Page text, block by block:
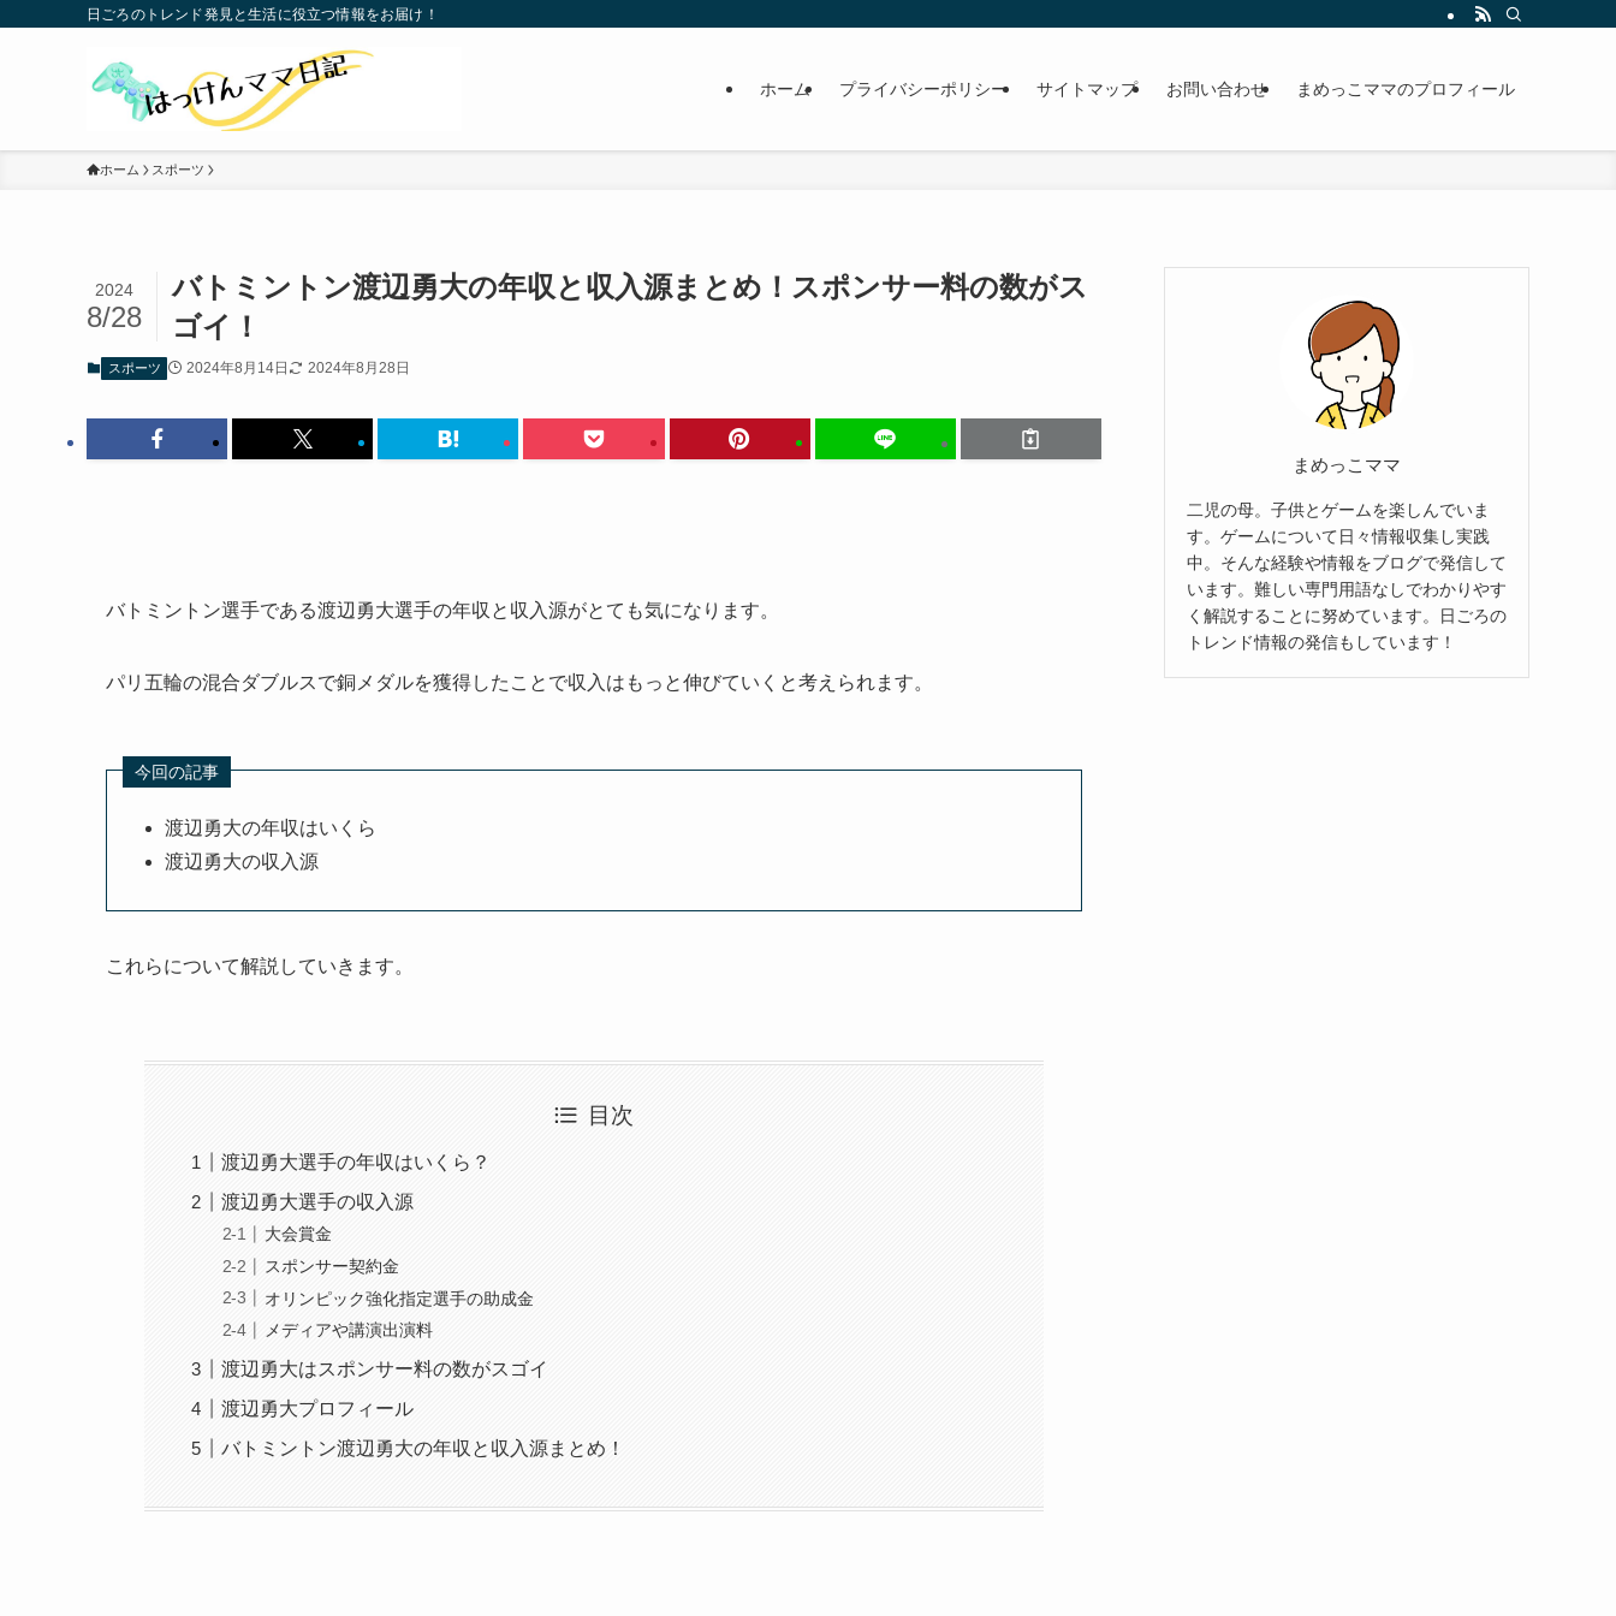
日ごろのトレンド発見と生活に役立つ情報をお届け！
ホーム プライバシーポリシー サイトマップ お問い合わせ まめっこママのプロフィール
ホーム スポーツ
バトミントン渡辺勇大の年収と収入源まとめ！スポンサー料の数がス
ゴイ！
2024
8/28
スポーツ 2024年8月14日 2024年8月28日
バトミントン選手である渡辺勇大選手の年収と収入源がとても気になります。
パリ五輪の混合ダブルスで銅メダルを獲得したことで収入はもっと伸びていくと考えられます。
今回の記事
渡辺勇大の年収はいくら
渡辺勇大の収入源
これらについて解説していきます。
目次
渡辺勇大選手の年収はいくら？
渡辺勇大選手の収入源
大会賞金
スポンサー契約金
オリンピック強化指定選手の助成金
メディアや講演出演料
渡辺勇大はスポンサー料の数がスゴイ
渡辺勇大プロフィール
バトミントン渡辺勇大の年収と収入源まとめ！
まめっこママ
二児の母。子供とゲームを楽しんでいま
す。ゲームについて日々情報収集し実践
中。そんな経験や情報をブログで発信して
います。難しい専門用語なしでわかりやす
く解説することに努めています。日ごろの
トレンド情報の発信もしています！